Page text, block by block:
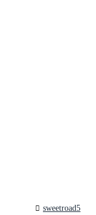
sweetroad5